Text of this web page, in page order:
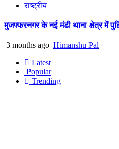
राष्ट्रीय
मुजफ्फरनगर के नई मंडी थाना क्षेत्र में
3 months ago Himanshu Pal
Latest
Popular
Trending